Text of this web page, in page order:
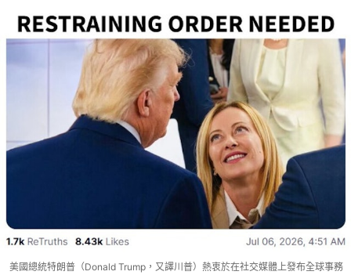
美國總統特朗普（Donald Trump，又譯川普）熱衷於在社交媒體上發布全球事務